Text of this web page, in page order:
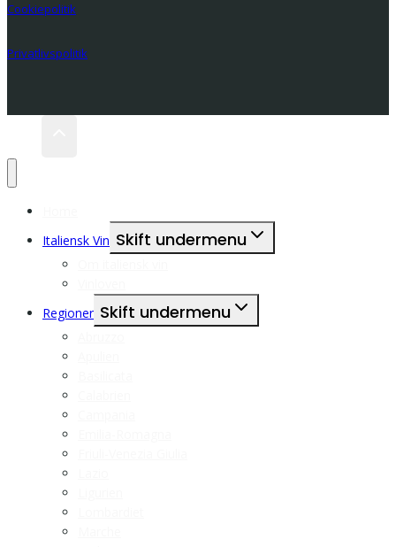
Cookiepolitik
Privatlivspolitik
Italiensk Vin Skift undermenu
Regioner Skift undermenu